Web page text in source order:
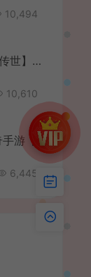
10,494
传世手游【斗帝传世】最新整理单机一键既玩服务端+Linux手工服务端+安卓苹果双端+GM授权后台+详细搭建教程
10,610
XO三端引擎传奇手游【1.80龙魂合击微变版】最新整理Win系服务端+PC安卓苹果三端+加密工具+详细搭建教程
6,445